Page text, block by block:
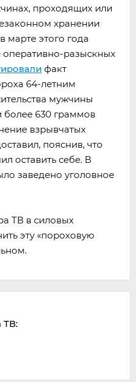
проходящих или
хранении
марте этого года
оперативно-разыскных
факт
64-летним
мужчины
630 граммов
взрывчатых
пояснив, что
оставить себе. В
заведено уголовное
ТВ в силовых
эту «пороховую
ТВ: